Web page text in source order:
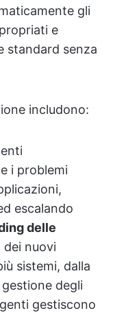
gli
e
standard senza
includono:
i problemi
escalando
delle
dei nuovi
sistemi, dalla
degli
gestiscono